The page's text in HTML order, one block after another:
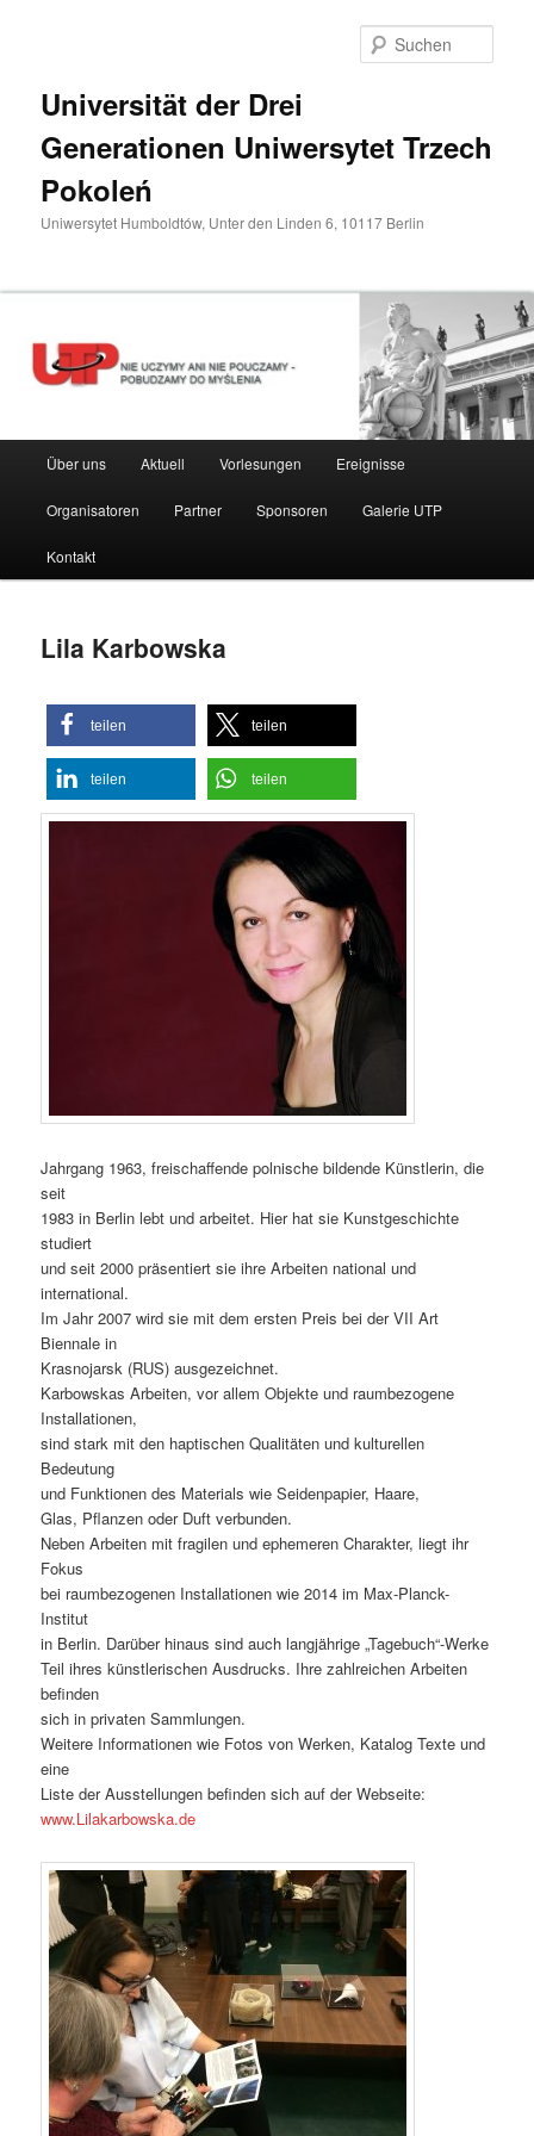
Universität der Drei
Generationen Uniwersytet Trzech
Pokoleń
Uniwersytet Humboldtów, Unter den Linden 6, 10117 Berlin
HauptmenüÜber uns Aktuell Vorlesungen Ereignisse
Organisatoren Partner Sponsoren Galerie UTP
Kontakt
Lila Karbowska
teilen teilen
teilen teilen
Jahrgang 1963, freischaffende polnische bildende Künstlerin, die
seit
1983 in Berlin lebt und arbeitet. Hier hat sie Kunstgeschichte
studiert
und seit 2000 präsentiert sie ihre Arbeiten national und
international.
Im Jahr 2007 wird sie mit dem ersten Preis bei der VII Art
Biennale in
Krasnojarsk (RUS) ausgezeichnet.
Karbowskas Arbeiten, vor allem Objekte und raumbezogene
Installationen,
sind stark mit den haptischen Qualitäten und kulturellen
Bedeutung
und Funktionen des Materials wie Seidenpapier, Haare,
Glas, Pflanzen oder Duft verbunden.
Neben Arbeiten mit fragilen und ephemeren Charakter, liegt ihr
Fokus
bei raumbezogenen Installationen wie 2014 im Max-Planck-
Institut
in Berlin. Darüber hinaus sind auch langjährige „Tagebuch“-Werke
Teil ihres künstlerischen Ausdrucks. Ihre zahlreichen Arbeiten
befinden
sich in privaten Sammlungen.
Weitere Informationen wie Fotos von Werken, Katalog Texte und
eine
Liste der Ausstellungen befinden sich auf der Webseite:
www.Lilakarbowska.de